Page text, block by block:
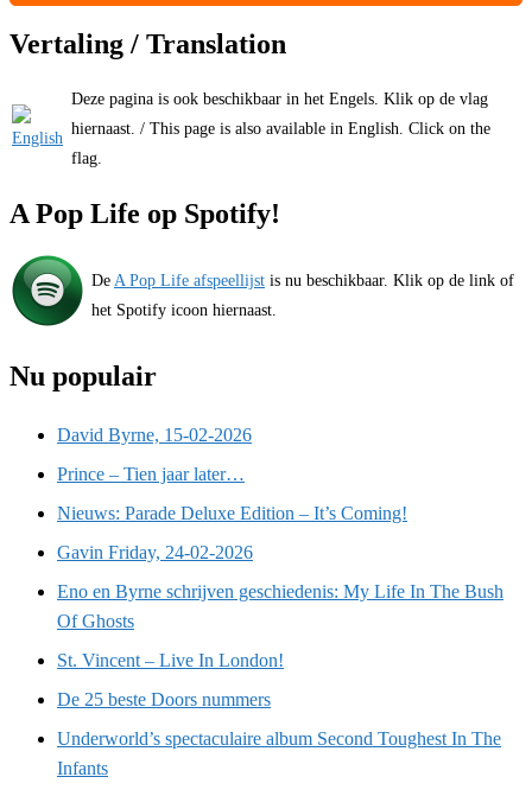
Vertaling / Translation
Deze pagina is ook beschikbaar in het Engels. Klik op de vlag
hiernaast. / This page is also available in English. Click on the
flag.
A Pop Life op Spotify!
De A Pop Life afspeellijst is nu beschikbaar. Klik op de link of
het Spotify icoon hiernaast.
Nu populair
David Byrne, 15-02-2026
Prince – Tien jaar later…
Nieuws: Parade Deluxe Edition – It’s Coming!
Gavin Friday, 24-02-2026
Eno en Byrne schrijven geschiedenis: My Life In The Bush
Of Ghosts
St. Vincent – Live In London!
De 25 beste Doors nummers
Underworld’s spectaculaire album Second Toughest In The
Infants